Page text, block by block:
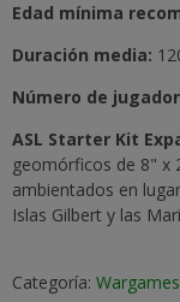
Edad mínima
Duración media:
Número de
ASL Starter Kit
geomórficos de 8" x
ambientados en
Islas Gilbert y las
Categoría: Wargames